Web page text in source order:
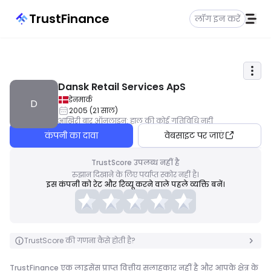
TrustFinance लॉग इन करें
D
Dansk Retail Services ApS
डेनमार्क
2005 (21 साल)
आखिरी बार ऑनलाइन: हाल की कोई गतिविधि नहीं
कंपनी का दावा वेबसाइट पर जाएं
TrustScore उपलब्ध नहीं है
रुझान दिखाने के लिए पर्याप्त स्कोर नहीं है।
इस कंपनी को रेट और रिव्यू करने वाले पहले व्यक्ति बनें।
TrustScore की गणना कैसे होती है?
TrustFinance एक लाइसेंस प्राप्त वित्तीय सलाहकार नहीं है और आपके क्षेत्र के